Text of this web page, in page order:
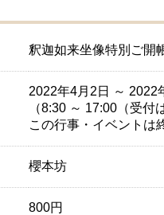
釈迦如来坐像特別ご開
2022年4月2日 ～ 2022
（8:30 ～ 17:00（受付
この行事・イベントは
櫻本坊
800円